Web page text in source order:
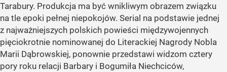
Tarabury. Produkcja ma być wnikliwym obrazem związku
na tle epoki pełnej niepokojów. Serial na podstawie jednej
z najważniejszych polskich powieści międzywojennych
pięciokrotnie nominowanej do Literackiej Nagrody Nobla
Marii Dąbrowskiej, ponownie przedstawi widzom cztery
pory roku relacji Barbary i Bogumiła Niechciców,